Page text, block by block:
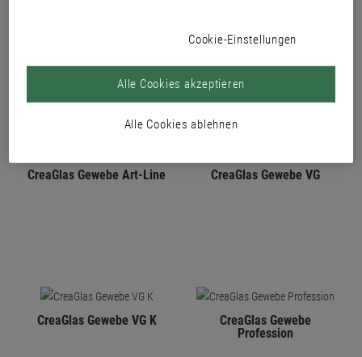
CreaGlas Gewebe Art-Line CreaGlas Gewebe VG
CreaGlas Gewebe VG K
CreaGlas Gewebe
Profession
Cookie-Einstellungen
Alle Cookies ablehnen
Alle Cookies akzeptieren